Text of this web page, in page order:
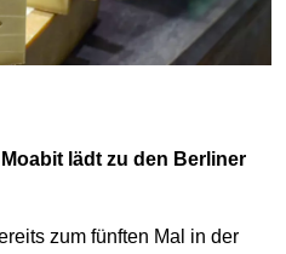
lädt zu den Berliner
zum fünften Mal in der